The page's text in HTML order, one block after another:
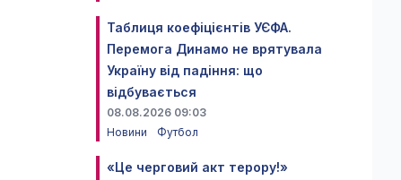
Таблиця коефіцієнтів УЄФА.
Перемога Динамо не врятувала
Україну від падіння: що
відбувається
08.08.2026 09:03
Новини
Футбол
«Це черговий акт терору!»